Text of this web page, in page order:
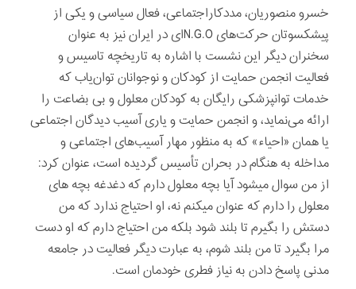
خسرو منصوریان، مددکاراجتماعی، فعال سیاسی و یکی از
پیشکسوتان حرکت‌های N.G.Oای در ایران نیز به عنوان
سخنران دیگر این نشست با اشاره به تاریخچه تاسیس و
فعالیت انجمن حمایت از کودکان و نوجوانان توان‌یاب که
خدمات توانپزشکی رایگان به کودکان معلول و بی بضاعت را
ارائه می‌نماید، و انجمن حمایت و یاری آسیب دیدگان اجتماعی
یا همان «احیاء» که به منظور مهار آسیب‌های اجتماعی و
مداخله به هنگام در بحران تأسیس گردیده است، عنوان کرد:
از من سوال می­شود آیا بچه معلول دارم که دغدغه بچه ­های
معلول را دارم که عنوان می­کنم نه، او احتیاج ندارد که من
دستش را بگیرم تا بلند شود بلکه من احتیاج دارم که او دست
مرا بگیرد تا من بلند شوم، به عبارت دیگر فعالیت در جامعه
مدنی پاسخ دادن به نیاز فطری خودمان است.